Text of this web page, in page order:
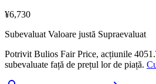
¥6,730
Subevaluat Valoare justă Supraevaluat
Potrivit Bulios Fair Price, acțiunile
subevaluate față de prețul lor de piață.